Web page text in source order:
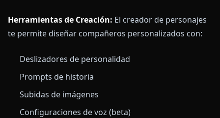
Herramientas de Creación: El creador de personajes
te permite diseñar compañeros personalizados con:
Deslizadores de personalidad
Prompts de historia
Subidas de imágenes
Configuraciones de voz (beta)